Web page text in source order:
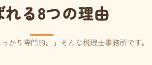
れる8つの理由
っかり専門的。」そんな税理士事務所です。